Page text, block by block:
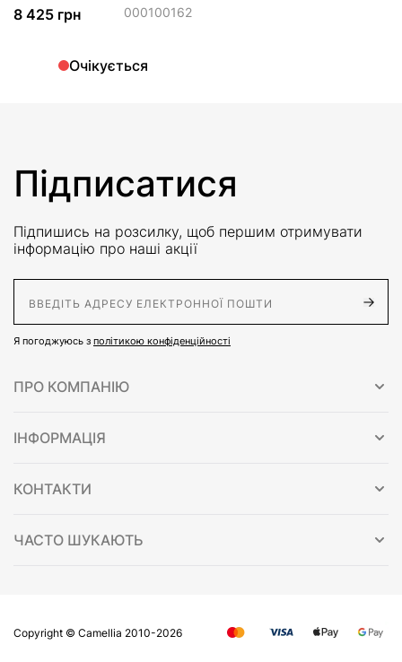
8 425 грн 000100162
Очікується
Підписатися
Підпишись на розсилку, щоб першим отримувати
інформацію про наші акції
Я погоджуюсь з політикою конфіденційності
ПРО КОМПАНІЮ
ІНФОРМАЦІЯ
КОНТАКТИ
ЧАСТО ШУКАЮТЬ
Copyright © Сamellia 2010-2026